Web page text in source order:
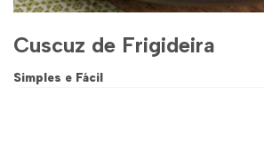
Cuscuz de Frigideira
Simples e Fácil